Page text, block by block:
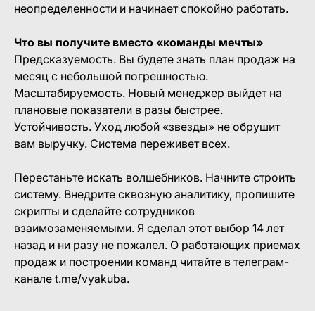
неопределенности и начинает спокойно работать.
Что вы получите вместо «команды мечты»
Предсказуемость. Вы будете знать план продаж на
месяц с небольшой погрешностью.
Масштабируемость. Новый менеджер выйдет на
плановые показатели в разы быстрее.
Устойчивость. Уход любой «звезды» не обрушит
вам выручку. Система переживет всех.
Перестаньте искать волшебников. Начните строить
систему. Внедрите сквозную аналитику, пропишите
скрипты и сделайте сотрудников
взаимозаменяемыми. Я сделал этот выбор 14 лет
назад и ни разу не пожалел. О работающих приемах
продаж и построении команд читайте в телеграм-
канале t.me/vyakuba.